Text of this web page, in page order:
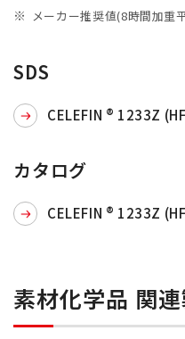
メーカー推奨値(8時間加重
SDS
CELEFIN ®︎ 1233Z
カタログ
CELEFIN ®︎ 1233Z
素材化学品 関